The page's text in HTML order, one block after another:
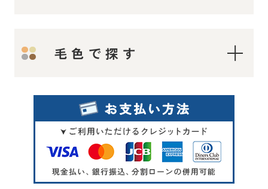
ティーカッププードル
ロイヤルティーカッププードル
マイクロティーカッププードル
トイプードル
毛色で探す
レッド・フォーン
シルバー
オレンジフォーン（アプリコット）
アプリコット